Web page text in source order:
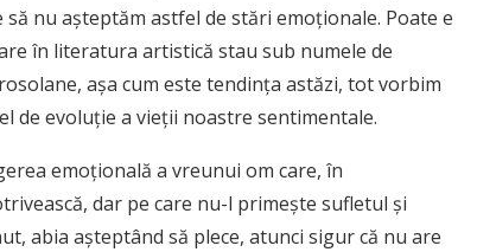
nu aşteptăm astfel de stări emoţionale. Poate e
în literatura artistică stau sub numele de
aşa cum este tendinţa astăzi, tot vorbim
de evoluţie a vieţii noastre sentimentale.
emoţională a vreunui om care, în
dar pe care nu-l primeşte sufletul şi
abia aşteptând să plece, atunci sigur că nu are